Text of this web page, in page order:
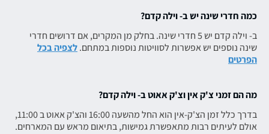
כמה חדרי שינה יש ב- וילה קדם?
ב- וילה קדם יש 5 חדרי שינה. בחלק מן המקרים, אם דרושים חדרי
שינה נוספים יש אפשרות לסוויטות נוספות במתחם.לצפיה בכל
הפרטים
מה הם זמני צ'ק אין וצ'ק אאוט ב- וילה קדם?
בדרך כלל זמן הצ'ק-אין הוא החל מהשעה 16:00 והצ'ק אאוט ב 11:00,
אולם לעיתים רבות מתאפשרת גמישות, בתיאום מראש עם המארחים.